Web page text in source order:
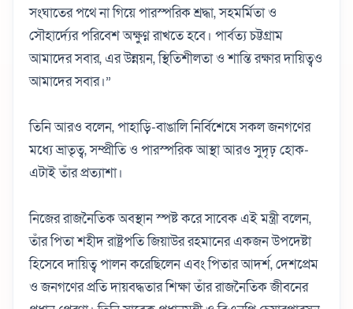
সংঘাতের পথে না গিয়ে পারস্পরিক শ্রদ্ধা, সহমর্মিতা ও
সৌহার্দ্যের পরিবেশ অক্ষুণ্ণ রাখতে হবে। পার্বত্য চট্টগ্রাম
আমাদের সবার, এর উন্নয়ন, স্থিতিশীলতা ও শান্তি রক্ষার দায়িত্বও
আমাদের সবার।”
তিনি আরও বলেন, পাহাড়ি-বাঙালি নির্বিশেষে সকল জনগণের
মধ্যে ভ্রাতৃত্ব, সম্প্রীতি ও পারস্পরিক আস্থা আরও সুদৃঢ় হোক-
এটাই তাঁর প্রত্যাশা।
নিজের রাজনৈতিক অবস্থান স্পষ্ট করে সাবেক এই মন্ত্রী বলেন,
তাঁর পিতা শহীদ রাষ্ট্রপতি জিয়াউর রহমানের একজন উপদেষ্টা
হিসেবে দায়িত্ব পালন করেছিলেন এবং পিতার আদর্শ, দেশপ্রেম
ও জনগণের প্রতি দায়বদ্ধতার শিক্ষা তাঁর রাজনৈতিক জীবনের